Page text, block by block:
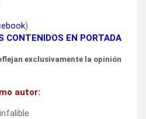
)
CONTENIDOS EN PORTADA
exclusivamente la opinión
autor: